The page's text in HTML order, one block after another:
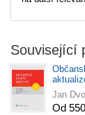
Související
Jan
Od